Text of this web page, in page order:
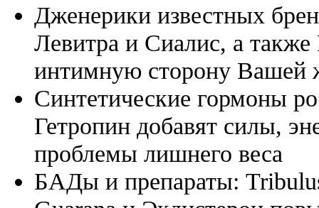
Дженерики известных
Левитра и Сиалис, а
интимную сторону Вашей
Синтетические гормоны
Гетропин добавят силы,
проблемы лишнего веса
БАДы и препараты: